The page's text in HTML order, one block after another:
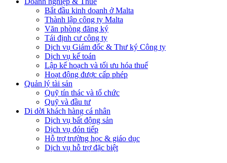
Bắt đầu kinh doanh ở Malta
Thành lập công ty Malta
Văn phòng đăng ký
Tái định cư công ty
Dịch vụ Giám đốc & Thư ký Công ty
Dịch vụ kế toán
Lập kế hoạch và tối ưu hóa thuế
Hoạt động được cấp phép
Quản lý tài sản
Quỹ tín thác và tổ chức
Quỹ và đầu tư
Di dời khách hàng cá nhân
Dịch vụ bất động sản
Dịch vụ đón tiếp
Hỗ trợ trường học & giáo dục
Dịch vụ hỗ trợ đặc biệt​